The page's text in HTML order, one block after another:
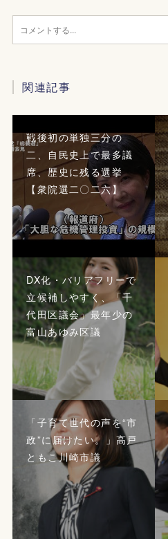
関連記事
戦後初の単独三分の
二、自民史上で最多議
席、歴史に残る選挙
【衆院選二〇二六】
DX化・バリアフリーで
立候補しやすく、「千
代田区議会」最年少の
富山あゆみ区議
「子育て世代の声を“市
政”に届けたい。」高戸
ともこ川崎市議